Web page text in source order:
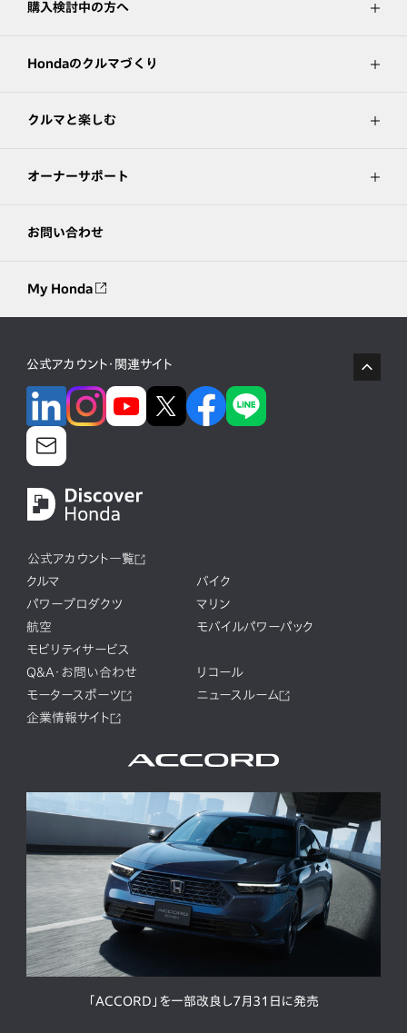
購入検討中の方へ
Hondaのクルマづくり
クルマと楽しむ
オーナーサポート
お問い合わせ
My Honda
公式アカウント・関連サイト
公式アカウント一覧
クルマ
バイク
パワープロダクツ
マリン
航空
モバイルパワーパック
モビリティサービス
Q&A・お問い合わせ
リコール
モータースポーツ
ニュースルーム
企業情報サイト
「ACCORD」を一部改良し7月31日に発売